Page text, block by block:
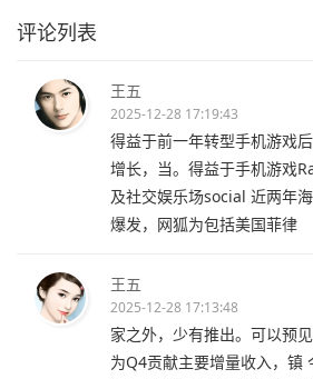
评论列表
王五
2025-12-28 17:19:43
得益于前一年转型手机游戏
增长，当。得益于手机游戏
及社交娱乐场social 近两年
爆发，网狐为包括美国菲律
王五
2025-12-28 17:13:48
家之外，少有推出。可以预
为Q4贡献主要增量收入，镇